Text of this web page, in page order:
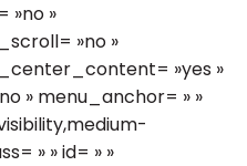
»no »
»no »
»yes »
» menu_anchor= » »
» » id= » »